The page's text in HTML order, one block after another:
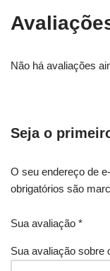
Não há avaliações
Seja o
O seu endereço de
obrigatórios são
Sua avaliação *
Sua avaliação sobre